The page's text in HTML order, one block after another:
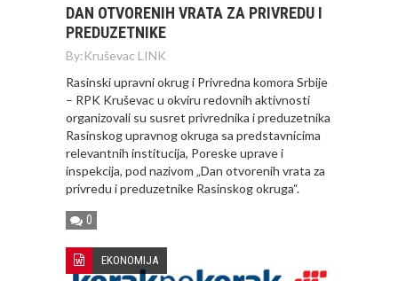
DAN OTVORENIH VRATA ZA PRIVREDU I
PREDUZETNIKE
By:Kruševac LINK
Rasinski upravni okrug i Privredna komora Srbije
– RPK Kruševac u okviru redovnih aktivnosti
organizovali su susret privrednika i preduzetnika
Rasinskog upravnog okruga sa predstavnicima
relevantnih institucija, Poreske uprave i
inspekcija, pod nazivom „Dan otvorenih vrata za
privredu i preduzetnike Rasinskog okruga“.
0
EKONOMIJA